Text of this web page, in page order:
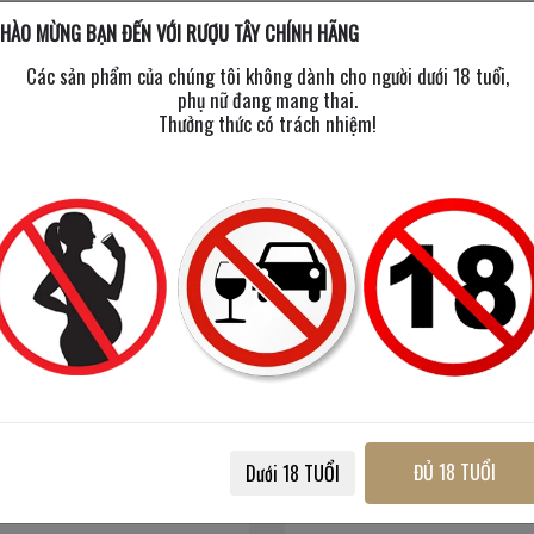
Patron XO Cafe Incendio
750 ml /30%
MỪNG BẠN ĐẾN VỚI RƯỢU TÂY CHÍNH HÃNG
Các sản phẩm của chúng tôi không dành cho người dưới 18 tuổi,
phụ nữ đang mang thai.
Thưởng thức có trách nhiệm!
Dưới 18 TUỔI ĐỦ 18 TUỔI